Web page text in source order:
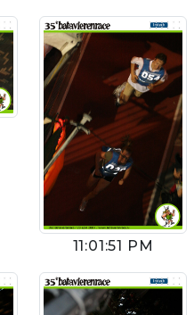
11:01:51 PM